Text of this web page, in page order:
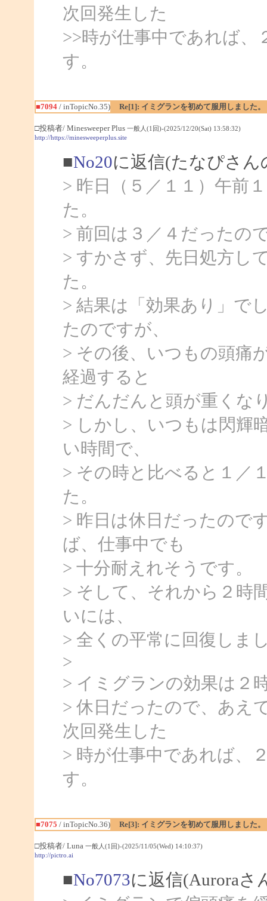
次回発生した
>>時が仕事中であれば
す。
■7094/ inTopicNo.35) Re[1]: イミグランを初めて服用しました。
□投稿者/ Minesweeper Plus 一般人(1回)-(2025/12/20(Sat) 13:58:32)
http://https://minesweeperplus.site
■No20に返信(たなぴさん
> 昨日（５／１１）午前
た。
> 前回は３／４だったの
> すかさず、先日処方し
た。
> 結果は「効果あり」で
たのですが、
> その後、いつもの頭痛
経過すると
> だんだんと頭が重くな
> しかし、いつもは閃輝
い時間で、
> その時と比べると１／
た。
> 昨日は休日だったので
ば、仕事中でも
> 十分耐えれそうです。
> そして、それから２時
いには、
> 全くの平常に回復しま
>
> イミグランの効果は２
> 休日だったので、あえ
次回発生した
> 時が仕事中であれば、
す。
■7075 / inTopicNo.36) Re[3]: イミグランを初めて服用しました。
□投稿者/ Luna 一般人(1回)-(2025/11/05(Wed) 14:10:37)
http://pictro.ai
■No7073に返信(Auroraさ